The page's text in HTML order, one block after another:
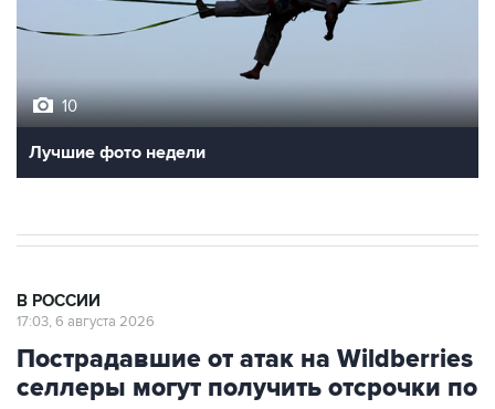
10
Лучшие фото недели
В РОССИИ
17:03, 6 августа 2026
Пострадавшие от атак на Wildberries
селлеры могут получить отсрочки по